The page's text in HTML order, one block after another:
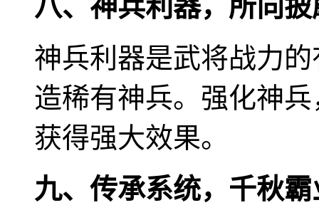
八、神兵利器，所向披
神兵利器是武将战力
造稀有神兵。强化神
获得强大效果。
九、传承系统，千秋霸